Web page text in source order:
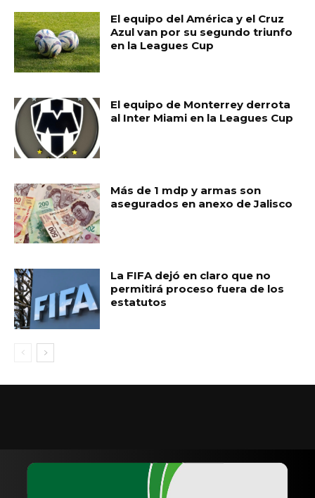
El equipo del América y el Cruz
Azul van por su segundo triunfo
en la Leagues Cup
El equipo de Monterrey derrota
al Inter Miami en la Leagues Cup
Más de 1 mdp y armas son
asegurados en anexo de Jalisco
La FIFA dejó en claro que no
permitirá proceso fuera de los
estatutos